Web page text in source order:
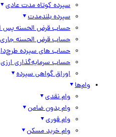
سپرده کوتاه مدت عادی
سپرده بلندمدت
حساب قرض الحسنه پس انداز
حساب قرض الحسنه جاری
حساب های سپرده طرح‌دار
حساب سرمایه‌گذاری ارزی
اوراق گواهی سپرده
وام‌ها
وام نقدی
وام بدون ضامن
وام فوری
وام خرید مسکن